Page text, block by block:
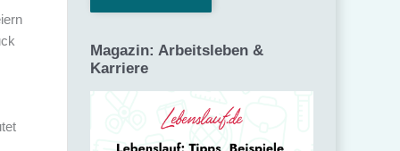
Magazin: Arbeitsleben &
Karriere